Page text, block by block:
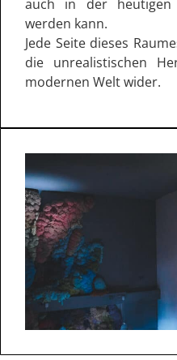
auch in der heutigen
werden kann.
Jede Seite dieses
die unrealistischen
modernen Welt wider.